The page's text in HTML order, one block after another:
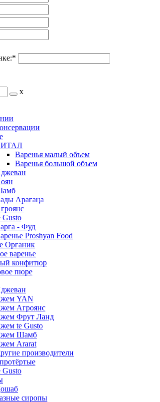
*
x
Варенья малый объем
Варенья большой объем
Арагаца
Gusto
- Фуд
Proshyan Food
Органик
варенье
конфитюр
пюре
YAN
Агроянс
Фрут Ланд
te Gusto
Шамб
Ararat
производители
Gusto
сиропы